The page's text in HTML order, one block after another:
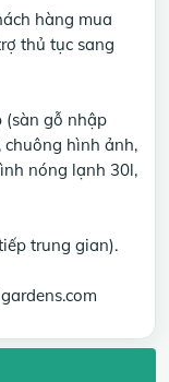
hàng mua
thủ tục sang
(sàn gỗ nhập
chuông hình ảnh,
nóng lạnh 30l,
trung gian).